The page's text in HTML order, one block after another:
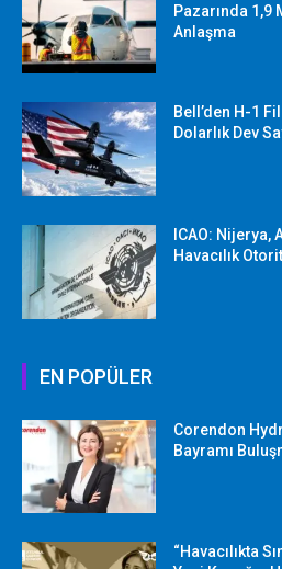
Pazarında 1,9
Anlaşma
Bell’den H-1
Dolarlık Dev
ICAO: Nijerya,
Havacılık
EN POPÜLER
Corendon
Bayramı
“Havacılıkta